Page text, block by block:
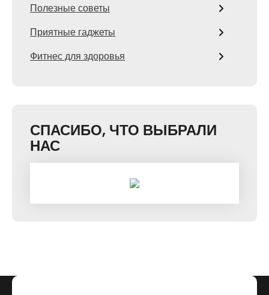
Полезные советы
Приятные гаджеты
Фитнес для здоровья
СПАСИБО, ЧТО ВЫБРАЛИ
НАС